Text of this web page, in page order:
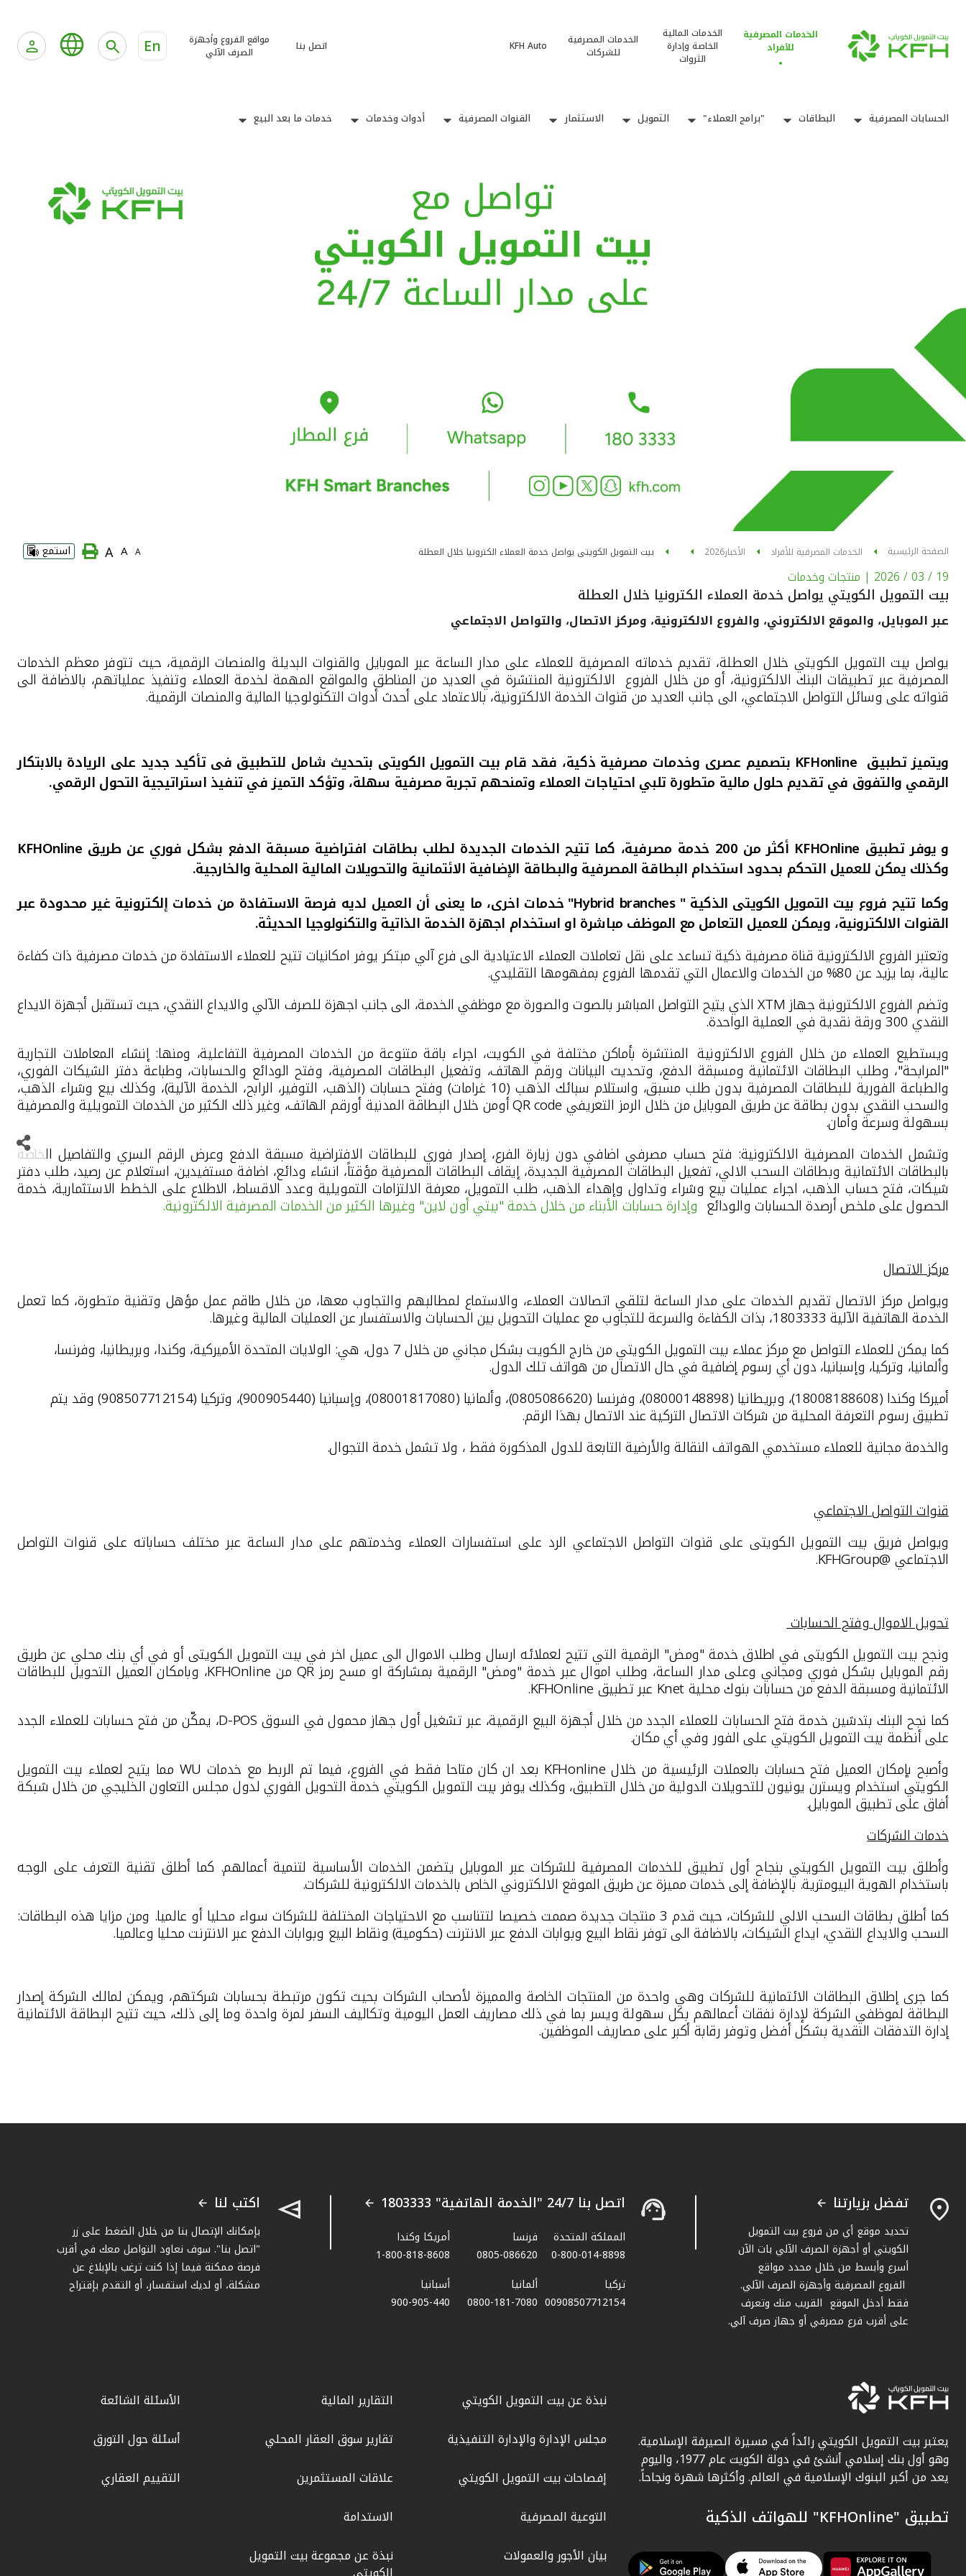
الخدمات المصرفية
للأفراد
الخدمات المالية
الخاصة وإدارة
الثروات
الخدمات المصرفية
للشركات
KFH Auto اتصل بنا
مواقع الفروع وأجهزة
الصرف الآلي
En
الحسابات المصرفية البطاقات "برامج العملاء" التمويل الاستثمار القنوات المصرفية أدوات وخدمات خدمات ما بعد البيع
الصفحة الرئيسية الخدمات المصرفية للأفراد الأخبار2026 بيت التمويل الكويتى يواصل خدمة العملاء الكترونيا خلال العطلة A
A
A استمع
19 / 03 / 2026 | منتجات وخدمات
بيت التمويل الكويتي يواصل خدمة العملاء الكترونيا خلال العطلة
عبر الموبايل، والموقع الالكتروني، والفروع الالكترونية، ومركز الاتصال، والتواصل الاجتماعي
يواصل بيت التمويل الكويتي خلال العطلة، تقديم خدماته المصرفية للعملاء على مدار الساعة عبر الموبايل والقنوات البديلة والمنصات الرقمية، حيث تتوفر معظم الخدمات
المصرفية عبر تطبيقات البنك الالكترونية، أو من خلال الفروع الالكترونية المنتشرة في العديد من المناطق والمواقع المهمة لخدمة العملاء وتنفيذ عملياتهم، بالاضافة الى
قنواته على وسائل التواصل الاجتماعي، الى جانب العديد من قنوات الخدمة الالكترونية،بالاعتماد على أحدثأدوات التكنولوجيا المالية والمنصات الرقمية.
ويتميز تطبيق بتصميم عصري وخدمات مصرفية ذكية، فقد قام بيت التمويل الكويتي بتحديث شامل للتطبيق في تأكيد جديد على الريادة بالابتكار
الرقمي والتفوق في تقديم حلول مالية متطورة تلبي احتياجات العملاء وتمنحهم تجربة مصرفية سهلة، وتؤكد التميز في تنفيذ استراتيجية التحول الرقمي.
و يوفر تطبيق أكثر من 200 خدمة مصرفية، كما تتيح الخدمات الجديدة لطلب بطاقات افتراضية مسبقة الدفع بشكل فوري عن طريق
KFHOnline
وكذلك يمكن للعميل التحكم بحدود استخدام البطاقة المصرفية والبطاقة الإضافية الائتمانية والتحويلات المالية المحلية والخارجية.
وكما تتيح فروع بيت التمويل الكويتي الذكية " Hybrid branches"
خدمات اخرى، ما يعني أن العميل لديه فرصة الاستفادة من خدمات إلكترونية غير محدودة عبر
القنوات الالكترونية، ويمكن للعميل التعامل مع الموظف مباشرة او استخدام اجهزة الخدمة الذاتية والتكنولوجيا الحديثة.
وتعتبر الفروع الالكترونيةقناة مصرفية ذكية تساعد على نقل تعاملات العملاء الاعتيادية الى فرع آلي مبتكر يوفر امكانيات تتيح للعملاء الاستفادة من خدمات مصرفية ذات كفاءة
عالية، بما يزيد عن 80% من الخدمات والاعمال التي تقدمها الفروع بمفهومها التقليدي.
وتضم الفروع الالكترونيةجهازXTMالذي يتيح التواصل المباشر بالصوت والصورة مع موظفي الخدمة، الى جانب اجهزة للصرف الآلي والايداع النقدي، حيث تستقبل أجهزة الايداع
النقدي 300 ورقة نقدية في العملية الواحدة.
ويستطيع العملاء من خلال الفروع الالكترونية المنتشرة بأماكن مختلفة في الكويت، اجراء باقة متنوعة من الخدمات المصرفية التفاعلية، ومنها: إنشاء المعاملات التجارية
"المرابحة"، وطلب البطاقات الائتمانية ومسبقة الدفع، وتحديث البيانات ورقم الهاتف، وتفعيل البطاقات المصرفية، وفتح الودائع والحسابات، وطباعة دفتر الشيكات الفوري،
والطباعة الفورية للبطاقات المصرفية بدون طلب مسبق، واستلام سبائك الذهب (10 غرامات) وفتح حسابات (الذهب، التوفير، الرابح، الخدمة الآلية)، وكذلك بيع وشراء الذهب،
والسحب النقدي بدون بطاقة عن طريق الموبايل من خلال الرمز التعريفي QR codeأومن خلال البطاقة المدنية أورقم الهاتف، وغير ذلك الكثير من الخدمات التمويلية والمصرفية
بسهولة وسرعة وأمان.
وتشمل الخدمات المصرفية الالكترونية: فتح حساب مصرفي اضافي دون زيارة الفرع، إصدار فوري للبطاقات الافتراضية مسبقة الدفع وعرض الرقم السري والتفاصيل الخاصة
بالبطاقات الائتمانية وبطاقات السحب الالي،تفعيل البطاقات المصرفية الجديدة، إيقاف البطاقات المصرفية مؤقتاً، انشاء ودائع، اضافة مستفيدين، استعلام عن رصيد، طلب دفتر
شيكات، فتح حساب الذهب، اجراء عمليات بيع وشراء وتداول وإهداء الذهب، طلب التمويل، معرفة الالتزامات التمويلية وعدد الاقساط، الاطلاع على الخطط الاستثمارية، خدمة
الحصول على ملخص أرصدة الحسابات والودائع وإدارة حسابات الأبناء من خلال خدمة "بيتي أون لاين" وغيرها الكثير من الخدمات المصرفية الالكترونية.
مركز الاتصال
ويواصل مركز الاتصال تقديم الخدمات على مدار الساعة لتلقي اتصالات العملاء، والاستماع لمطالبهم والتجاوب معها، من خلال طاقم عمل مؤهل وتقنية متطورة، كما تعمل
الخدمة الهاتفية الآلية 1803333، بذات الكفاءة والسرعة للتجاوب مع عمليات التحويل بين الحسابات والاستفسار عن العمليات المالية وغيرها.
كما يمكن للعملاء التواصل مع مركز عملاء بيت التمويل الكويتي من خارج الكويت بشكل مجاني من خلال 7 دول، هي: الولايات المتحدة الأميركية، وكندا، وبريطانيا، وفرنسا،
وألمانيا، وتركيا، وإسبانيا، دون أي رسوم إضافية في حال الاتصال من هواتف تلك الدول.
أميركا وكندا (18008188608)، وبريطانيا (08000148898)، وفرنسا (0805086620)، وألمانيا (08001817080)، وإسبانيا (900905440)، وتركيا (908507712154) وقد يتم
تطبيق رسوم التعرفة المحلية من شركات الاتصال التركية عند الاتصال بهذا الرقم.
والخدمة مجانية للعملاء مستخدمي الهواتف النقالة والأرضية التابعة للدول المذكورة فقط، ولاتشمل خدمة التجوال.
قنوات التواصل الاجتماعي
ويواصل فريق بيت التمويل الكويتى على قنوات التواصل الاجتماعي الرد على استفسارات العملاء وخدمتهم على مدار الساعة عبر مختلف حساباته على قنوات التواصل
الاجتماعي @KFHGroup
.
تحويل الاموال وفتح الحسابات
ونجح بيت التمويل الكويتى في اطلاق خدمة "ومض" الرقمية التي تتيح لعملائه ارسال وطلب الاموال الى عميل اخر في بيت التمويل الكويتى أو في أي بنك محلي عن طريق
رقم الموبايل بشكل فوري ومجاني وعلى مدار الساعة، وطلب اموال عبر خدمة "ومض" الرقمية بمشاركة او مسح رمزQR من KFHOnline، وبامكان العميل التحويل للبطاقات
الائتمانية ومسبقة الدفع من حسابات بنوك محليةKnet عبر تطبيق KFHOnline
.
كما نجح البنك بتدشين خدمة فتح الحسابات للعملاء الجدد من خلال أجهزة البيع الرقمية، عبر تشغيل أول جهاز محمول في السوق D-POS، يمكّن من فتح حسابات للعملاء الجدد
على أنظمة بيت التمويل الكويتي على الفور وفي أي مكان.
وأصبح بإمكان العميل فتح حسابات بالعملات الرئيسية من خلال KFHonline بعد ان كان متاحا فقط في الفروع، فيما تم الربط مع خدمات WU مما يتيح لعملاء بيت التمويل
الكويتي استخدام ويسترن يونيون للتحويلات الدولية من خلال التطبيق، وكذلك يوفر بيت التمويل الكويتي خدمة التحويل الفوري لدول مجلس التعاون الخليجي من خلال شبكة
أفاق على تطبيق الموبايل.
خدمات الشركات
وأطلق بيت التمويل الكويتي بنجاح أول تطبيق للخدمات المصرفية للشركات عبر الموبايل يتضمن الخدمات الأساسية لتنمية أعمالهم. كما أطلق تقنية التعرف على الوجه
باستخدام الهوية البيومترية. بالإضافة إلى خدمات مميزة عن طريق الموقع الالكتروني الخاص بالخدمات الالكترونية للشركات.
كما أطلق بطاقات
السحب الالي للشركات، حيث قدم 3 منتجات جديدة صممت خصيصا لتتناسب مع الاحتياجات المختلفة للشركات سواء محليا أو عالميا. ومن مزايا هذه البطاقات:
السحب والايداع النقدي، ايداع الشيكات، بالاضافة الى توفر نقاط البيع وبوابات الدفع عبر الانترنت (حكومية) ونقاط البيع وبوابات الدفع عبر الانترنت محليا وعالميا.
كما جرى إطلاق البطاقات الائتمانية للشركات وهي واحدة من المنتجات الخاصة والمميزة لأصحاب الشركات بحيث تكون مرتبطة بحسابات شركتهم، ويمكن لمالك الشركة إصدار
البطاقة لموظفي الشركة لإدارة نفقات أعمالهم بكل سهولة ويسر بما في ذلك مصاريف العمل اليومية وتكاليف السفر لمرة واحدة وما إلى ذلك، حيث تتيح البطاقة الائتمانية
إدارة التدفقات النقدية بشكل أفضل وتوفر رقابة أكبر على مصاريف الموظفين.
تفضل بزيارتنا
تحديد موقع أي من فروع بيت التمويل
الكويتي أو أجهزة الصرف الآلي بات الآن
أسرع وأبسط من خلال محدد مواقع
الفروع المصرفية وأجهزة الصرف الآلي.
فقط أدخل الموقع القريب منك وتعرف
على أقرب فرع مصرفي أو جهاز صرف آلي.
اتصل بنا 24/7 "الخدمة الهاتفية" 1803333
المملكة المتحدة
0-800-014-8898
فرنسا
0805-086620
أمريكا وكندا
1-800-818-8608
تركيا
00908507712154​
ألمانيا
0800-181-7080
أسبانيا
900-905-440
اكتب لنا
بإمكانك الإتصال بنا من خلال الضغط على زر
"اتصل بنا". سوف نعاود التواصل معك في أقرب
فرصة ممكنة فيما إذا كنت ترغب بالإبلاغ عن
مشكلة، أو لديك استفسار، أو التقدم بإقتراح
يعتبر بيت التمويل الكويتي رائداً في مسيرة الصيرفة الإسلامية.
وهو أول بنك إسلامي أنشئ في دولة الكويت عام 1977، واليوم
يعد من أكبر البنوك الإسلامية في العالم. وأكثرها شهرة ونجاحاً.
تطبيق "KFHOnline" للهواتف الذكية
نبذة عن بيت التمويل الكويتي
مجلس الإدارة والإدارة التنفيذية
إفصاحات بيت التمويل الكويتي
التوعية المصرفية
بيان الأجور والعمولات
التقارير المالية
تقارير سوق العقار المحلي
علاقات المستثمرين
الاستدامة
نبذة عن مجموعة بيت التمويل
الأسئلة الشائعة
أسئلة حول التورق
التقييم العقاري